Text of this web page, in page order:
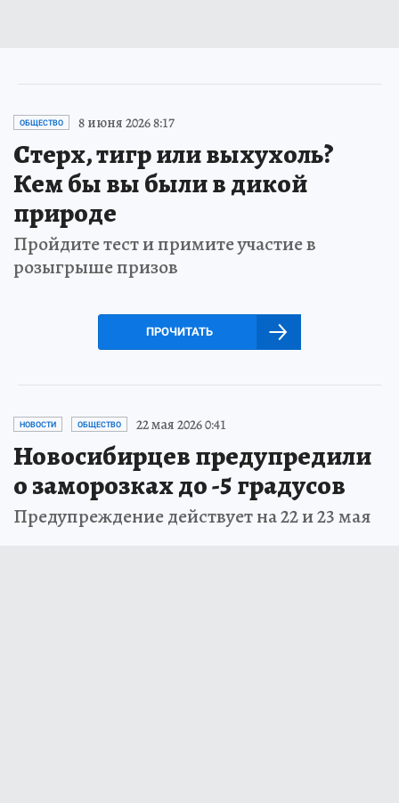
ОБЩЕСТВО 8 июня 2026 8:17
Стерх, тигр или выхухоль?
Кем бы вы были в дикой
природе
Пройдите тест и примите участие в
розыгрыше призов
ПРОЧИТАТЬ
НОВОСТИ ОБЩЕСТВО 22 мая 2026 0:41
Новосибирцев предупредили
о заморозках до -5 градусов
Предупреждение действует на 22 и 23 мая